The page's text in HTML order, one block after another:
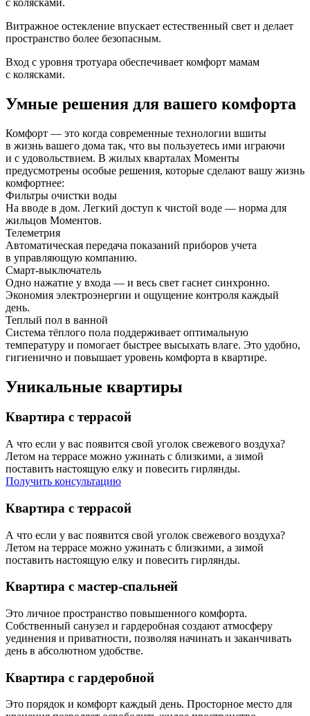
Витражное остекление впускает естественный свет и делает
пространство более безопасным.
Вход с уровня тротуара обеспечивает комфорт мамам
с колясками.
Умные решения для вашего комфорта
Комфорт — это когда современные технологии вшиты
в жизнь вашего дома так, что вы пользуетесь ими играючи
и с удовольствием. В жилых кварталах Моменты
предусмотрены особые решения, которые сделают вашу жизнь
комфортнее:
Фильтры очистки воды
На вводе в дом. Легкий доступ к чистой воде — норма для
жильцов Моментов.
Телеметрия
Автоматическая передача показаний приборов учета
в управляющую компанию.
Смарт-выключатель
Одно нажатие у входа — и весь свет гаснет синхронно.
Экономия электроэнергии и ощущение контроля каждый
день.
Теплый пол в ванной
Система тёплого пола поддерживает оптимальную
температуру и помогает быстрее высыхать влаге. Это удобно,
гигиенично и повышает уровень комфорта в квартире.
Уникальные квартиры
Квартира с террасой
А что если у вас появится свой уголок свежевого воздуха?
Летом на террасе можно ужинать с близкими, а зимой
поставить настоящую елку и повесить гирлянды.
Получить консультацию
Квартира с террасой
А что если у вас появится свой уголок свежевого воздуха?
Летом на террасе можно ужинать с близкими, а зимой
поставить настоящую елку и повесить гирлянды.
Квартира с мастер-спальней
Это личное пространство повышенного комфорта.
Собственный санузел и гардеробная создают атмосферу
уединения и приватности, позволяя начинать и заканчивать
день в абсолютном удобстве.
Квартира с гардеробной
Это порядок и комфорт каждый день. Просторное место для